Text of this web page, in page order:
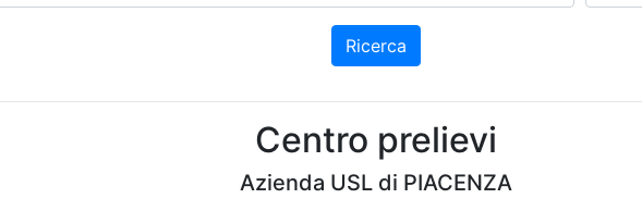
Ricerca
Centro prelievi
Azienda USL di PIACENZA